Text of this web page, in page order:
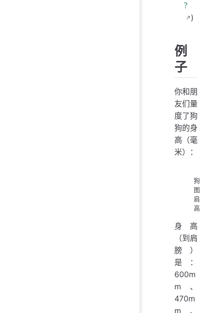
？
)
例
子
你和朋
友们量
度了狗
狗的身
高（毫
米）：
狗
图
肩
高
身高
（到肩
膀）
是：
600m
m、
470m
m、